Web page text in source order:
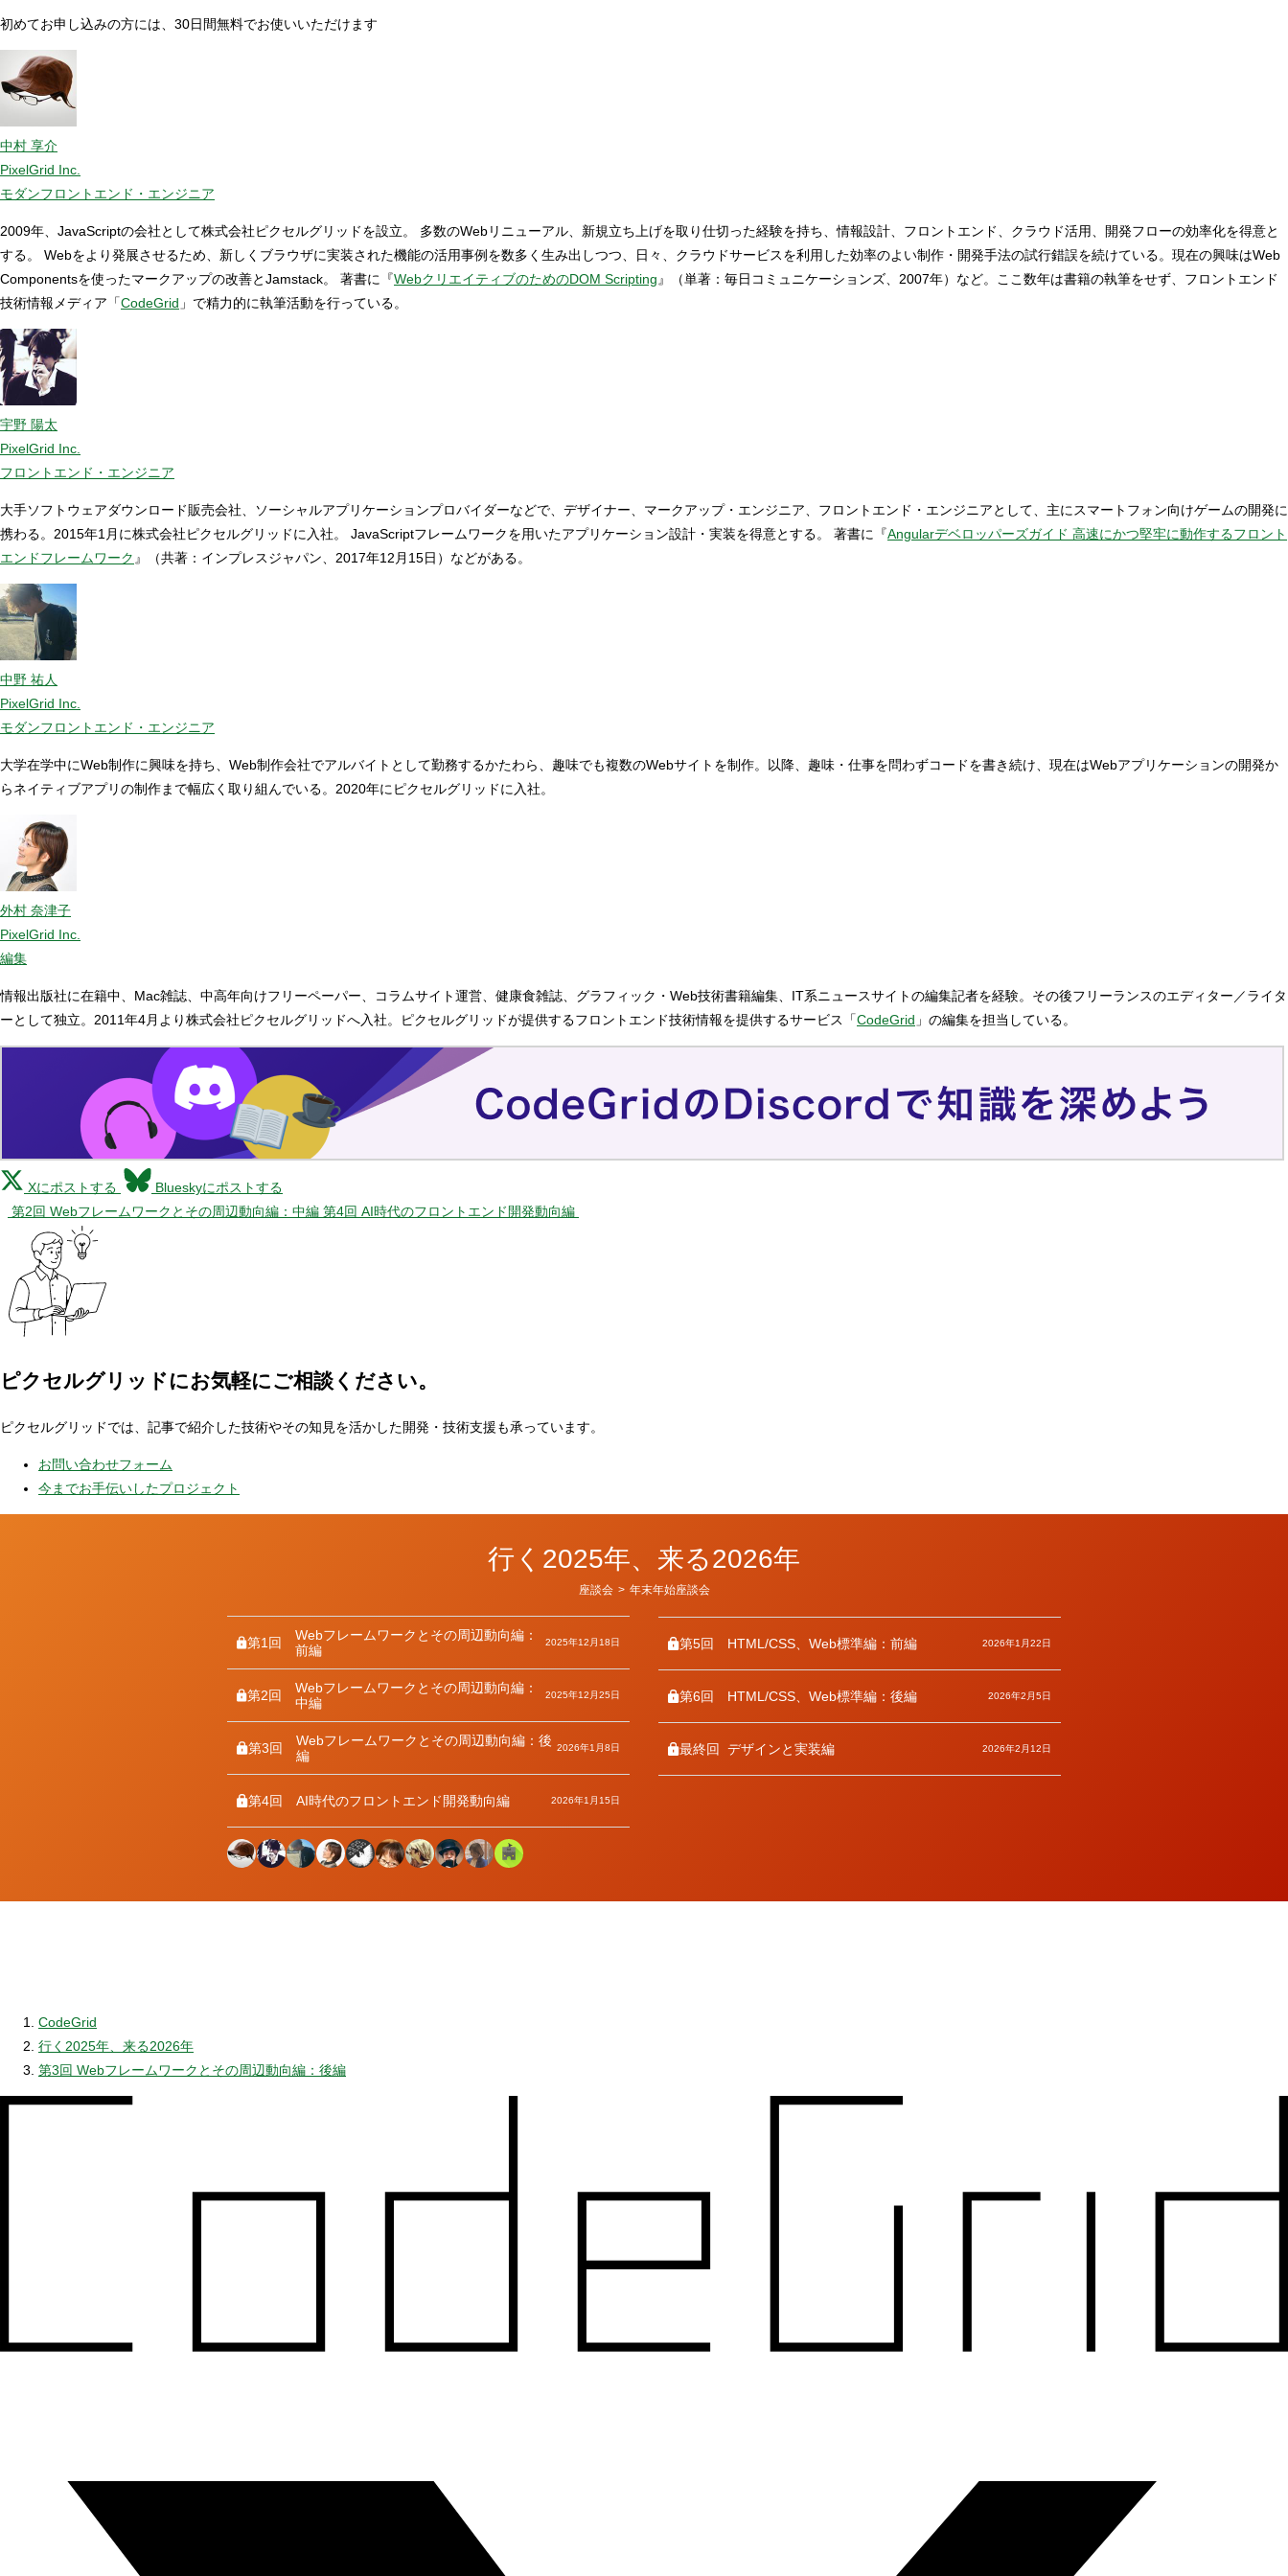
初めてお申し込みの方には、30日間無料でお使いいただけます
中村 享介
PixelGrid Inc.
モダンフロントエンド・エンジニア
2009年、JavaScriptの会社として株式会社ピクセルグリッドを設立。 多数のWebリニューアル、新規立ち上げを取り仕切った経験を持ち、情報設計、フロントエンド、クラウド活用、開発フローの効率化を得意と
する。 Webをより発展させるため、新しくブラウザに実装された機能の活用事例を数多く生み出しつつ、日々、クラウドサービスを利用した効率のよい制作・開発手法の試行錯誤を続けている。現在の興味はWeb
Componentsを使ったマークアップの改善とJamstack。 著書に『WebクリエイティブのためのDOM Scripting 』（単著：毎日コミュニケーションズ、2007年）など。ここ数年は書籍の執筆をせず、フロントエンド
技術情報メディア「CodeGrid 」で精力的に執筆活動を行っている。
宇野 陽太
PixelGrid Inc.
フロントエンド・エンジニア
大手ソフトウェアダウンロード販売会社、ソーシャルアプリケーションプロバイダーなどで、デザイナー、マークアップ・エンジニア、フロントエンド・エンジニアとして、主にスマートフォン向けゲームの開発に
携わる。2015年1月に株式会社ピクセルグリッドに入社。 JavaScriptフレームワークを用いたアプリケーション設計・実装を得意とする。 著書に『Angularデベロッパーズガイド 高速にかつ堅牢に動作するフロント
エンドフレームワーク 』（共著：インプレスジャパン、2017年12月15日）などがある。
中野 祐人
PixelGrid Inc.
モダンフロントエンド・エンジニア
大学在学中にWeb制作に興味を持ち、Web制作会社でアルバイトとして勤務するかたわら、趣味でも複数のWebサイトを制作。以降、趣味・仕事を問わずコードを書き続け、現在はWebアプリケーションの開発か
らネイティブアプリの制作まで幅広く取り組んでいる。2020年にピクセルグリッドに入社。
外村 奈津子
PixelGrid Inc.
編集
情報出版社に在籍中、Mac雑誌、中高年向けフリーペーパー、コラムサイト運営、健康食雑誌、グラフィック・Web技術書籍編集、IT系ニュースサイトの編集記者を経験。その後フリーランスのエディター／ライタ
ーとして独立。2011年4月より株式会社ピクセルグリッドへ入社。ピクセルグリッドが提供するフロントエンド技術情報を提供するサービス「CodeGrid 」の編集を担当している。
Xにポストする
Blueskyにポストする
第2回 Webフレームワークとその周辺動向編：中編 第4回 AI時代のフロントエンド開発動向編
ピクセルグリッドにお気軽にご相談ください。
ピクセルグリッドでは、記事で紹介した技術やその知見を活かした開発・技術支援も承っています。
お問い合わせフォーム
今までお手伝いしたプロジェクト
行く2025年、来る2026年
カ
ゴ
ー
座談会 > 年末年始座談会
第1回
Webフレームワークとその周辺動向編：
前編
2025年12月18日
第2回
Webフレームワークとその周辺動向編：
中編
2025年12月25日
第3回
Webフレームワークとその周辺動向編：後
編
2026年1月8日
第4回 AI時代のフロントエンド開発動向編 2026年1月15日
第5回 HTML/CSS、Web標準編：前編 2026年1月22日
第6回 HTML/CSS、Web標準編：後編 2026年2月5日
最終回 デザインと実装編 2026年2月12日
CodeGrid
行く2025年、来る2026年
第3回 Webフレームワークとその周辺動向編：後編